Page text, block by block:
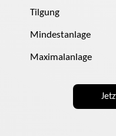
Tilgung
Mindestanlage
Maximalanlage